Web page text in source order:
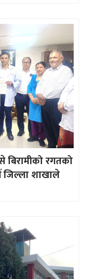
बिरामीको रगतको
जिल्ला शाखाले